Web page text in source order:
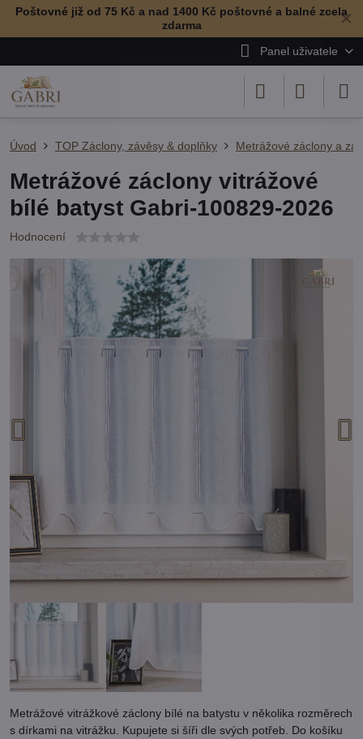
✕
Poštovné již od 75 Kč a nad 1400 Kč poštovné a balné zcela
zdarma
Panel uživatele
Úvod TOP Záclony, závěsy & doplňky Metrážové záclony a
Metrážové záclony vitrážové
bílé batyst Gabri-100829-2026
Hodnocení
Metrážové vitrážkové záclony bílé na batystu v několika rozměrech
s dírkami na vitrážku. Kupujete si šíři dle svých potřeb. Do košíku